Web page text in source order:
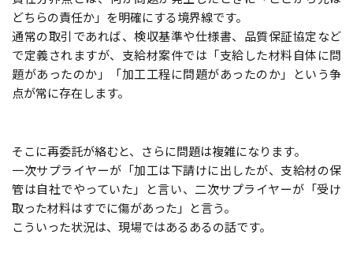
どちらの責任か」を明確にする境界線です。
通常の取引であれば、検収基準や仕様書、品質保証協定など
で定義されますが、支給材案件では「支給した材料自体に問
題があったのか」「加工工程に問題があったのか」という争
点が常に存在します。
そこに再委託が絡むと、さらに問題は複雑になります。
一次サプライヤーが「加工は下請けに出したが、支給材の保
管は自社でやっていた」と言い、二次サプライヤーが「受け
取った材料はすでに傷があった」と言う。
こういった状況は、現場ではあるあるの話です。